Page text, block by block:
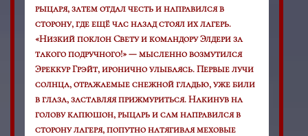
рыцаря, затем отдал честь и направился в
сторону, где ещё час назад стоял их лагерь.
«Низкий поклон Свету и командору Элдери за
такого подручного!» — мысленно возмутился
Эреккур Грэйт, иронично улыбаясь. Первые лучи
солнца, отражаемые снежной гладью, уже били
в глаза, заставляя прижмуриться. Накинув на
голову капюшон, рыцарь и сам направился в
сторону лагеря, попутно натягивая меховые